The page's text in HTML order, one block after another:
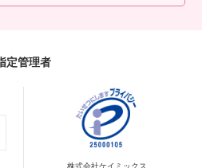
定管理者